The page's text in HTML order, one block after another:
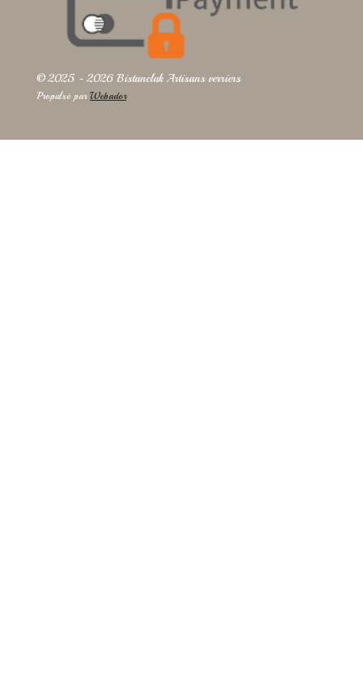
© 2025 - 2026 Bistanclak Artisans verriers
Propulsé par Webador